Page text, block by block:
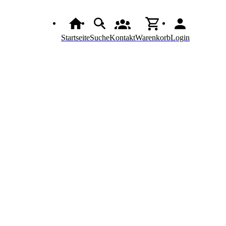
StartseiteSucheKontaktWarenkorbLogin